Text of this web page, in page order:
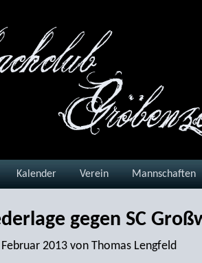
Kalender Verein Mannschaften
gegen SC
2013 von Thomas Lengfeld